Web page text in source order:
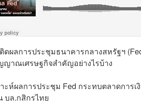
ติดผลการประชุมธนาคารกลางสหรัฐฯ
ญาณเศรษฐกิจสำคัญอย่างไรบ้าง
ะห์ผลการประชุม Fed กระทบตลาดการ
บล.กสิกรไทย